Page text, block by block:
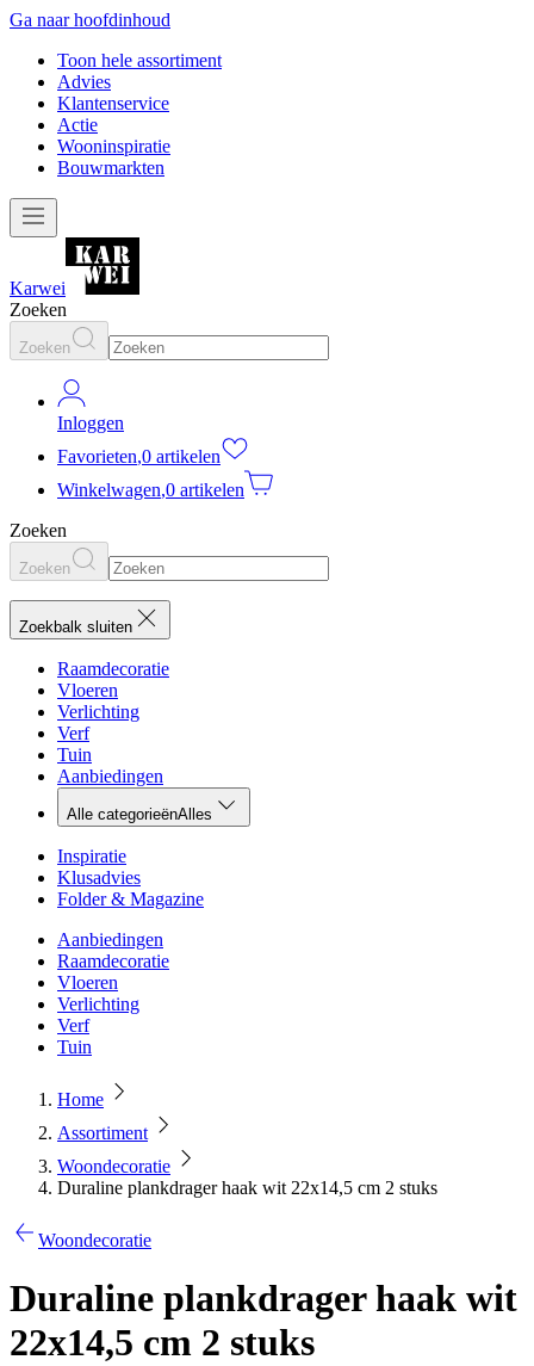
Ga naar hoofdinhoud
Toon hele assortiment
Advies
Klantenservice
Actie
Wooninspiratie
Bouwmarkten
Karwei
Zoeken
Zoeken
Inloggen
Favorieten,0 artikelen
Winkelwagen,0 artikelen
Zoeken
Zoeken
Zoekbalk sluiten
Raamdecoratie
Vloeren
Verlichting
Verf
Tuin
Aanbiedingen
Alle categorieënAlles
Inspiratie
Klusadvies
Folder & Magazine
Aanbiedingen
Raamdecoratie
Vloeren
Verlichting
Verf
Tuin
Home
Assortiment
Woondecoratie
Duraline plankdrager haak wit 22x14,5 cm 2 stuks
Woondecoratie
Duraline plankdrager haak wit
22x14,5 cm 2 stuks